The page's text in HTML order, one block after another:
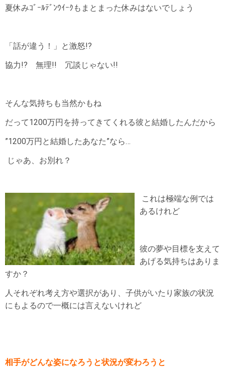
夏休みｺﾞｰﾙﾃﾞﾝｳｲｰｸもまとまった休みはないでしょう
「話が違う！」と激怒!?
協力!? 無理!! 冗談じゃない!!
そんな気持ちも当然かもね
だって1200万円を持ってきてくれる彼と結婚したんだから
”1200万円と結婚したあなた”なら…
じゃあ、お別れ？
これは極端な例では
あるけれど
彼の夢や目標を支えて
あげる気持ちはありま
すか？
人それぞれ考え方や選択があり、子供がいたり家族の状況
にもよるので一概には言えないけれど
相手がどんな姿になろうと状況が変わろうと